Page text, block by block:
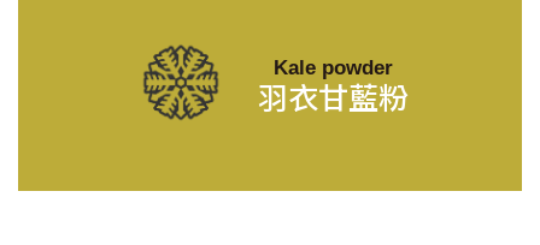
Kale powder
羽衣甘藍粉